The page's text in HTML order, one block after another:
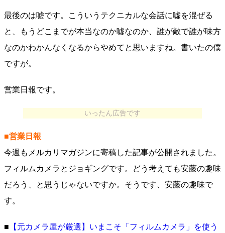
最後のは嘘です。こういうテクニカルな会話に嘘を混ぜる
と、もうどこまでが本当なのか嘘なのか、誰が敵で誰が味方
なのかわかんなくなるからやめてと思いますね。書いたの僕
ですが。
営業日報です。
いったん広告です
■営業日報
今週もメルカリマガジンに寄稿した記事が公開されました。
フィルムカメラとジョギングです。どう考えても安藤の趣味
だろう、と思うじゃないですか。そうです、安藤の趣味で
す。
■ 【元カメラ屋が厳選】いまこそ「フィルムカメラ」を使う